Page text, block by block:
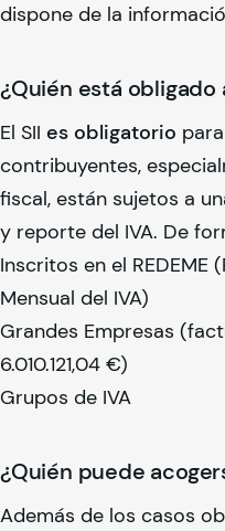
dispone de la
¿Quién está obligado
El SII es obligatorio
contribuyentes,
fiscal, están sujetos a
y reporte del IVA. De
Inscritos en el REDEME
Mensual del IVA)
Grandes Empresas
6.010.121,04 €)
Grupos de IVA
¿Quién puede
Además de los casos